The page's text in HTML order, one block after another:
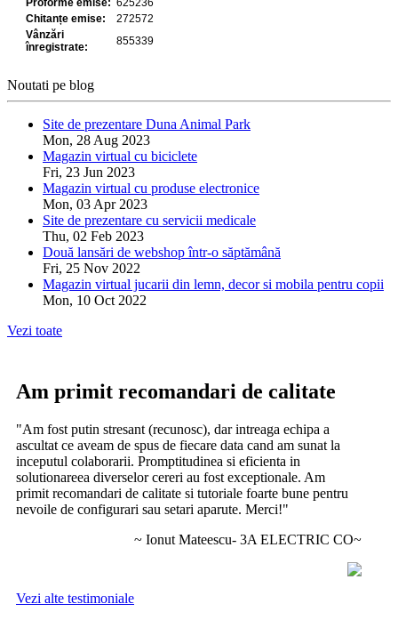
Noutati pe blog
Site de prezentare Duna Animal Park
Mon, 28 Aug 2023
Magazin virtual cu biciclete
Fri, 23 Jun 2023
Magazin virtual cu produse electronice
Mon, 03 Apr 2023
Site de prezentare cu servicii medicale
Thu, 02 Feb 2023
Două lansări de webshop într-o săptămână
Fri, 25 Nov 2022
Magazin virtual jucarii din lemn, decor si mobila pentru copii
Mon, 10 Oct 2022
Vezi toate
Am primit recomandari de calitate
"Am fost putin stresant (recunosc), dar intreaga echipa a
ascultat ce aveam de spus de fiecare data cand am sunat la
inceputul colaborarii. Promptitudinea si eficienta in
solutionareea diverselor cereri au fost exceptionale. Am
primit recomandari de calitate si tutoriale foarte bune pentru
nevoile de configurari sau setari aparute. Merci!"
~ Ionut Mateescu- 3A ELECTRIC CO~
Vezi alte testimoniale